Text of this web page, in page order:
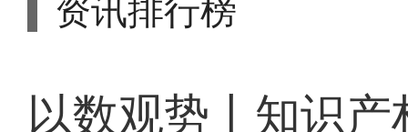
资讯排行榜
以数观势丨知识